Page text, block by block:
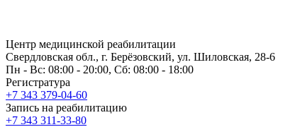
Центр медицинской реабилитации
Свердловская обл., г. Берёзовский, ул. Шиловская, 28-6
Пн - Вс: 08:00 - 20:00, Сб: 08:00 - 18:00
Регистратура
+7 343 379-04-60
Запись на реабилитацию
+7 343 311-33-80